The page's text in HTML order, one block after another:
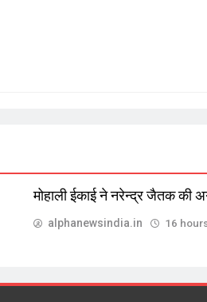
मोहाली ईकाई ने नरेन्द्र जैतक की
alphanewsindia.in 16